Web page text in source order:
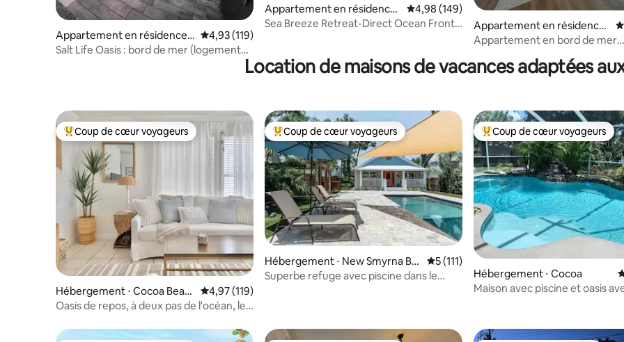
Appartement en résidence ⋅
Satellite Beach
Évaluation moyenne sur la base de 119 commentaires : 4,93 sur 5
4,93 (119)
Salt Life Oasis : bord de mer (logement
Appartement en résidence
⋅ Cocoa Beach
Évaluation moyenne sur la base de 149
4,98 (149)
Sea Breeze Retreat-Direct Ocean Front
Appartement en résidence
⋅ Indialantic
Appartement en bord de mer
Location de maisons de vacances adaptées
Coups de cœur voyageurs les plus appréciés
Coup de cœur voyageurs
Hébergement ⋅ Cocoa Beac
h
Évaluation moyenne sur la base de 119 commentaires : 4,97 sur 5
4,97 (119)
Oasis de repos, à deux pas de l'océan, les
Coups de cœur voyageurs les plus appréciés
Coup de cœur voyageurs
Hébergement ⋅ New Smyrna Be
ach
Évaluation moyenne sur la base de 111
5 (111)
Superbe refuge avec piscine dans le
Coups de cœur voyageurs les
Coup de cœur voyageurs
Hébergement ⋅ Cocoa
Maison avec piscine et oasis